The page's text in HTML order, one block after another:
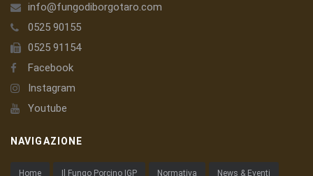
info@fungodiborgotaro.com
0525 90155
0525 91154
Facebook
Instagram
Youtube
NAVIGAZIONE
Home Il Fungo Porcino IGP Normativa News & Eventi